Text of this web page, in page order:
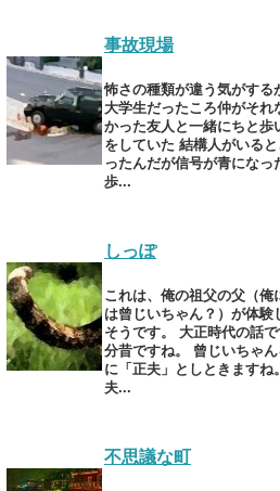
事故現場
怖さの種類が違う気がする
大学生だったころ仲がそれ
かった友人と一緒にちと歩
をしていた 結構人がいる
ったんだが信号が青になっ
歩...
しっぽ
これは、俺の祖父の父（俺
は曾じいちゃん？）が体験
そうです。 大正時代の話
分昔ですね。 曾じいちゃ
に「正夫」としときますね
夫...
不思議な町